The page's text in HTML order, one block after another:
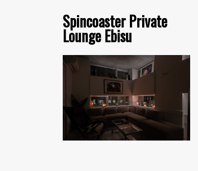
Spincoaster Private
Lounge Ebisu